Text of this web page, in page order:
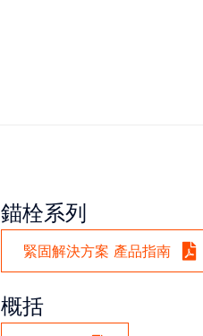
錨栓系列
緊固解決方案 產品指南
概括